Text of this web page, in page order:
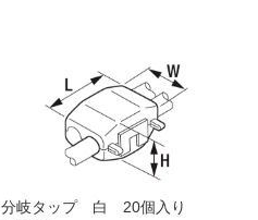
分岐タップ 白 20個入り